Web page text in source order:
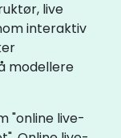
live
interaktiv
modellere
"online live-